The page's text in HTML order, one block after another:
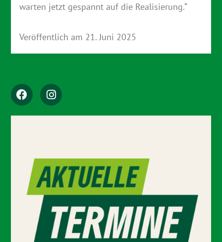
warten jetzt gespannt auf die Realisierung.“
Veröffentlich am 21. Juni 2025